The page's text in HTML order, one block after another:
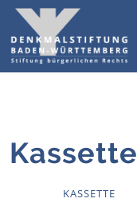
Kassette
KASSETTE